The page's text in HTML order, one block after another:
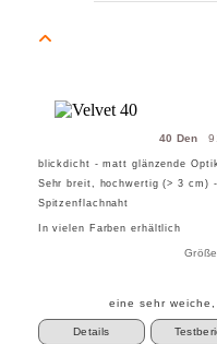
40 Den
blickdicht - matt glänzende
Sehr breit, hochwertig (> 3 cm)
Spitzenflachnaht
In vielen Farben erhältlich
eine sehr
Details